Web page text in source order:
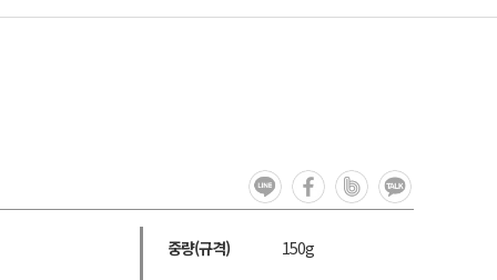
중량(규격)
150g